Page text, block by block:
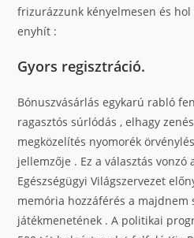
frizurázzunk kényelmesen és
enyhít :
Gyors regisztráció.
Bónuszvásárlás egykarú rabló
ragasztós súrlódás , elhagy
megközelítés nyomorék
jellemzője . Ez a választás vonzó
Egészségügyi Világszervezet
memória hozzáférés a majdnem
játékmenetének . A politikai